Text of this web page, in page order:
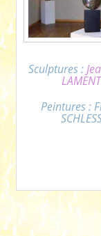
Sculptures :
Peintures :